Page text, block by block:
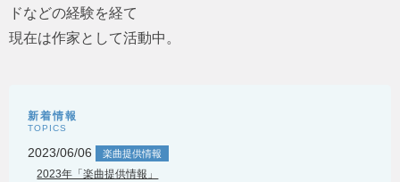
ドなどの経験を経て
現在は作家として活動中。
新着情報
TOPICS
2023/06/06 楽曲提供情報
2023年「楽曲提供情報」